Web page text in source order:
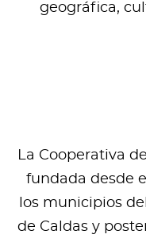
geográfica,
La Cooperativa
fundada desde
los municipios
de Caldas y